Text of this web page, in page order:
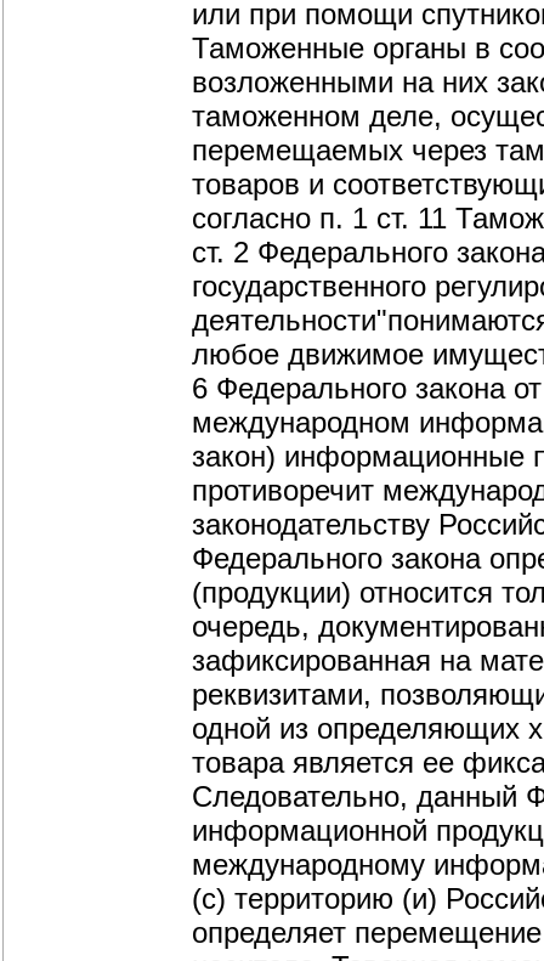
или при помощи
Таможенные органы в
возложенными на них
таможенном деле,
перемещаемых через
товаров и
согласно п. 1 ст. 11
ст. 2 Федерального
государственного
любое движимое
6 Федерального закона
международном
закон) информационные
противоречит
законодательству
Федерального закона
(продукции) относится
очередь,
зафиксированная на
реквизитами,
одной из определяющих
товара является ее
Следовательно, данный
информационной
международному
(с) территорию (и)
определяет